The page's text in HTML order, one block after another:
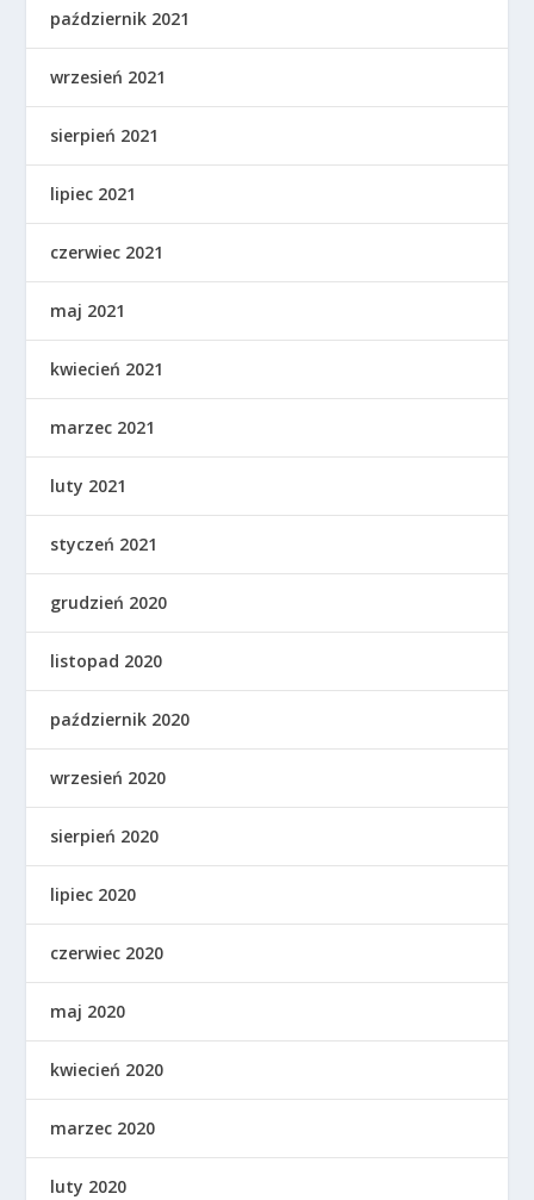
październik 2021
wrzesień 2021
sierpień 2021
lipiec 2021
czerwiec 2021
maj 2021
kwiecień 2021
marzec 2021
luty 2021
styczeń 2021
grudzień 2020
listopad 2020
październik 2020
wrzesień 2020
sierpień 2020
lipiec 2020
czerwiec 2020
maj 2020
kwiecień 2020
marzec 2020
luty 2020